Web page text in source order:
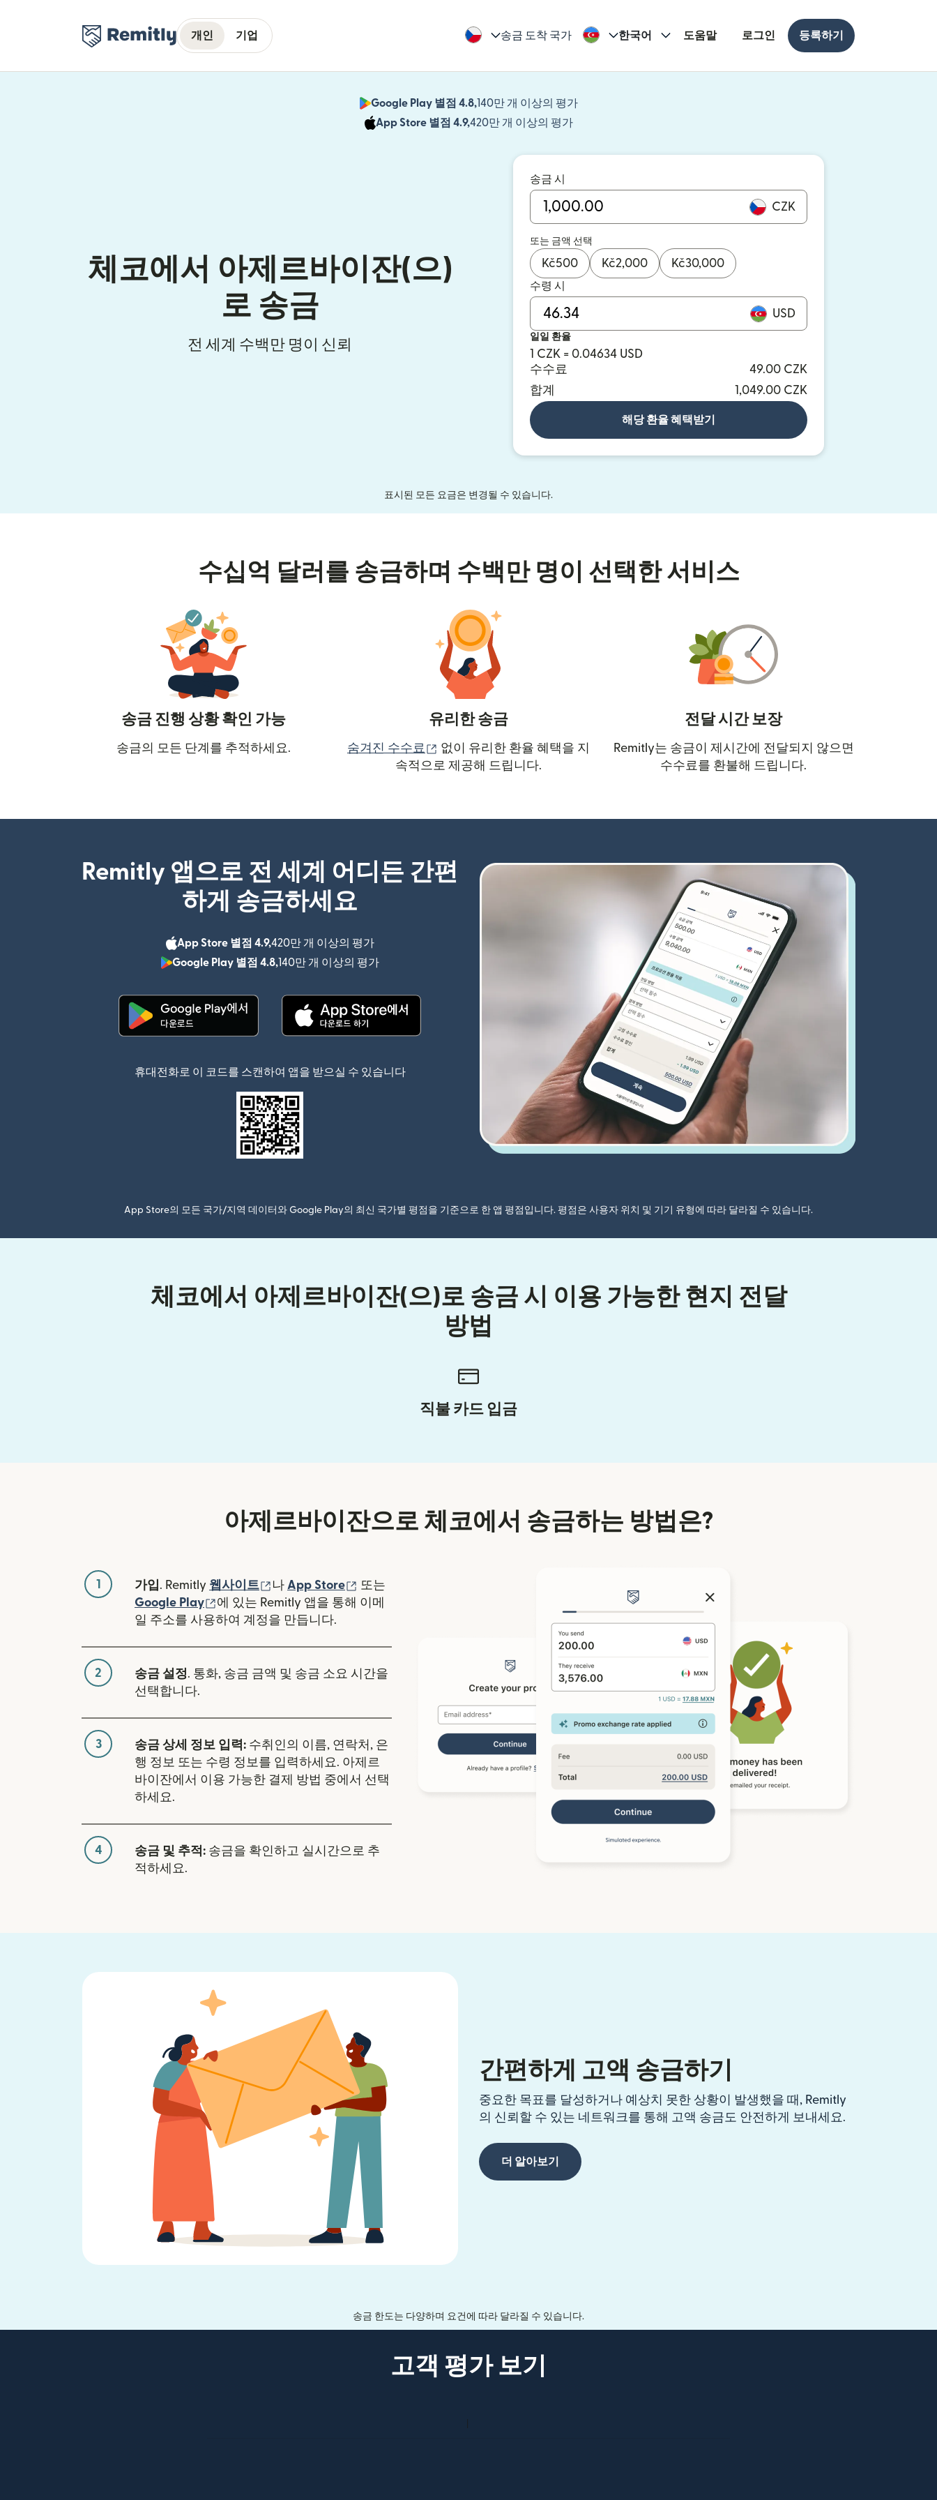
개인 기업 송금 도착 국가 한국어 도움말 로그인 등록하기
Google Play 별점 4.8,140만 개 이상의 평가
App Store 별점 4.9,420만 개 이상의 평가
체코에서 아제르바이잔(으)
로 송금
전 세계 수백만 명이 신뢰
송금 시
CZK
또는 금액 선택
Kč500 Kč2,000 Kč30,000
수령 시
USD
일일 환율
1 CZK = 0.04634 USD
수수료
49.00 CZK
합계
1,049.00 CZK
해당 환율 혜택받기
표시된 모든 요금은 변경될 수 있습니다.
수십억 달러를 송금하며 수백만 명이 선택한 서비스
송금 진행 상황 확인 가능
송금의 모든 단계를 추적하세요.
유리한 송금
숨겨진 수수료 (새 창에서 열림)
없이 유리한 환율 혜택을 지
속적으로 제공해 드립니다.
전달 시간 보장
Remitly는 송금이 제시간에 전달되지 않으면
수수료를 환불해 드립니다.
Remitly 앱으로 전 세계 어디든 간편
하게 송금하세요
App Store 별점 4.9,420만 개 이상의 평가
Google Play 별점 4.8,140만 개 이상의 평가
휴대전화로 이 코드를 스캔하여 앱을 받으실 수 있습니다
App Store의 모든 국가/지역 데이터와 Google Play의 최신 국가별 평점을 기준으로 한 앱 평점입니다. 평점은 사용자 위치 및 기기 유형에 따라 달라질 수 있습니다.
체코에서 아제르바이잔(으)로 송금 시 이용 가능한 현지 전달
방법
직불 카드 입금
아제르바이잔으로 체코에서 송금하는 방법은?
1 가입. Remitly 웹사이트 (새 창에서 열림)
나 App Store (새 창에서 열림)
또는
Google Play
(새 창에서 열림)
에 있는 Remitly 앱을 통해 이메
일 주소를 사용하여 계정을 만듭니다.
2 송금 설정. 통화, 송금 금액 및 송금 소요 시간을
선택합니다.
3 송금 상세 정보 입력: 수취인의 이름, 연락처, 은
행 정보 또는 수령 정보를 입력하세요. 아제르
바이잔에서 이용 가능한 결제 방법 중에서 선택
하세요.
4 송금 및 추적: 송금을 확인하고 실시간으로 추
적하세요.
간편하게 고액 송금하기
중요한 목표를 달성하거나 예상치 못한 상황이 발생했을 때, Remitly
의 신뢰할 수 있는 네트워크를 통해 고액 송금도 안전하게 보내세요.
더 알아보기
송금 한도는 다양하며 요건에 따라 달라질 수 있습니다.
고객 평가 보기